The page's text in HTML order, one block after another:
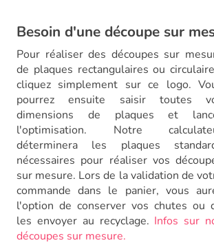
Besoin d'une découpe sur
Pour réaliser des découpes sur
de plaques rectangulaires ou
cliquez simplement sur ce logo.
pourrez ensuite saisir toutes
dimensions de plaques et
l'optimisation. Notre
déterminera les plaques
nécessaires pour réaliser vos
sur mesure. Lors de la validation de
commande dans le panier, vous
l'option de conserver vos chutes ou
les envoyer au recyclage. Infos sur
découpes sur mesure.